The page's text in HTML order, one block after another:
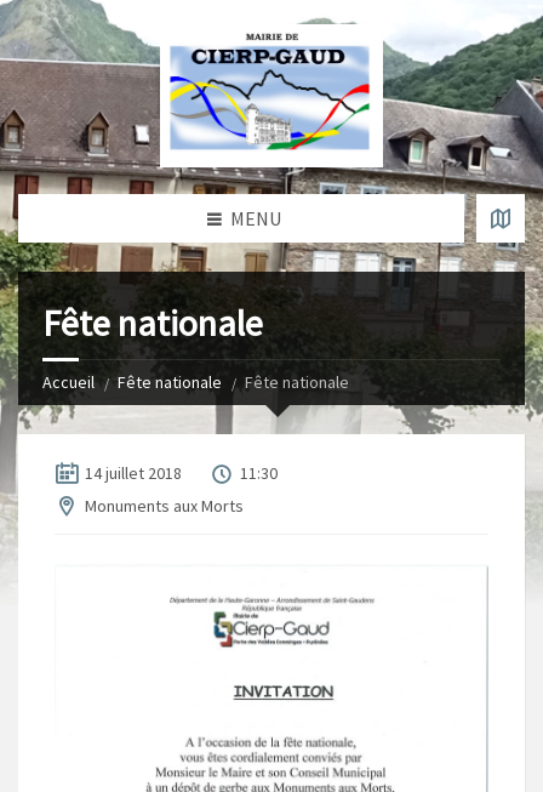
MENU
Fête nationale
Accueil Fête nationale Fête nationale
14 juillet 2018
11:30
Monuments aux Morts